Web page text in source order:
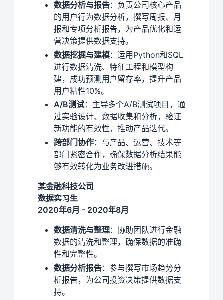
数据分析与报告：负责公司核心产品
的用户行为数据分析，撰写周报、月
报和专项分析报告，为产品优化和运
营决策提供数据支持。
数据挖掘与建模：运用Python和SQL
进行数据清洗、特征工程和模型构
建，成功预测用户留存率，提升产品
用户粘性10%。
A/B测试：主导多个A/B测试项目，通
过实验设计、数据收集和分析，验证
新功能的有效性，推动产品迭代。
跨部门协作：与产品、运营、技术等
部门紧密合作，确保数据分析结果能
够有效转化为业务改进措施。
某金融科技公司
数据实习生
2020年6月 - 2020年8月
数据清洗与整理：协助团队进行金融
数据的清洗和整理，确保数据的准确
性和完整性。
数据分析报告：参与撰写市场趋势分
析报告，为公司投资决策提供数据支
持。